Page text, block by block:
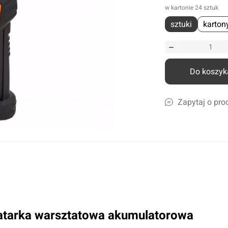
ciężarowych
rolniczych
i płynów
Preparaty do ciężkich zabrudzeń
Konserwacja lakieru i karoserii
Czyszczenie i impregnacja wnętrza
Opryskiwacze
w kartonie 24 sztuk
sztuki
Do
Zapytaj o
warsztatowa akumulatorowa